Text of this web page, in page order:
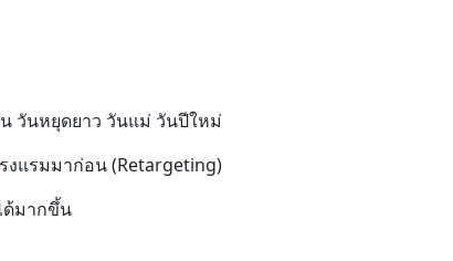
วันหยุดยาว วันแม่ วันปีใหม่
งแรมมาก่อน (Retargeting)
ด้มากขึ้น